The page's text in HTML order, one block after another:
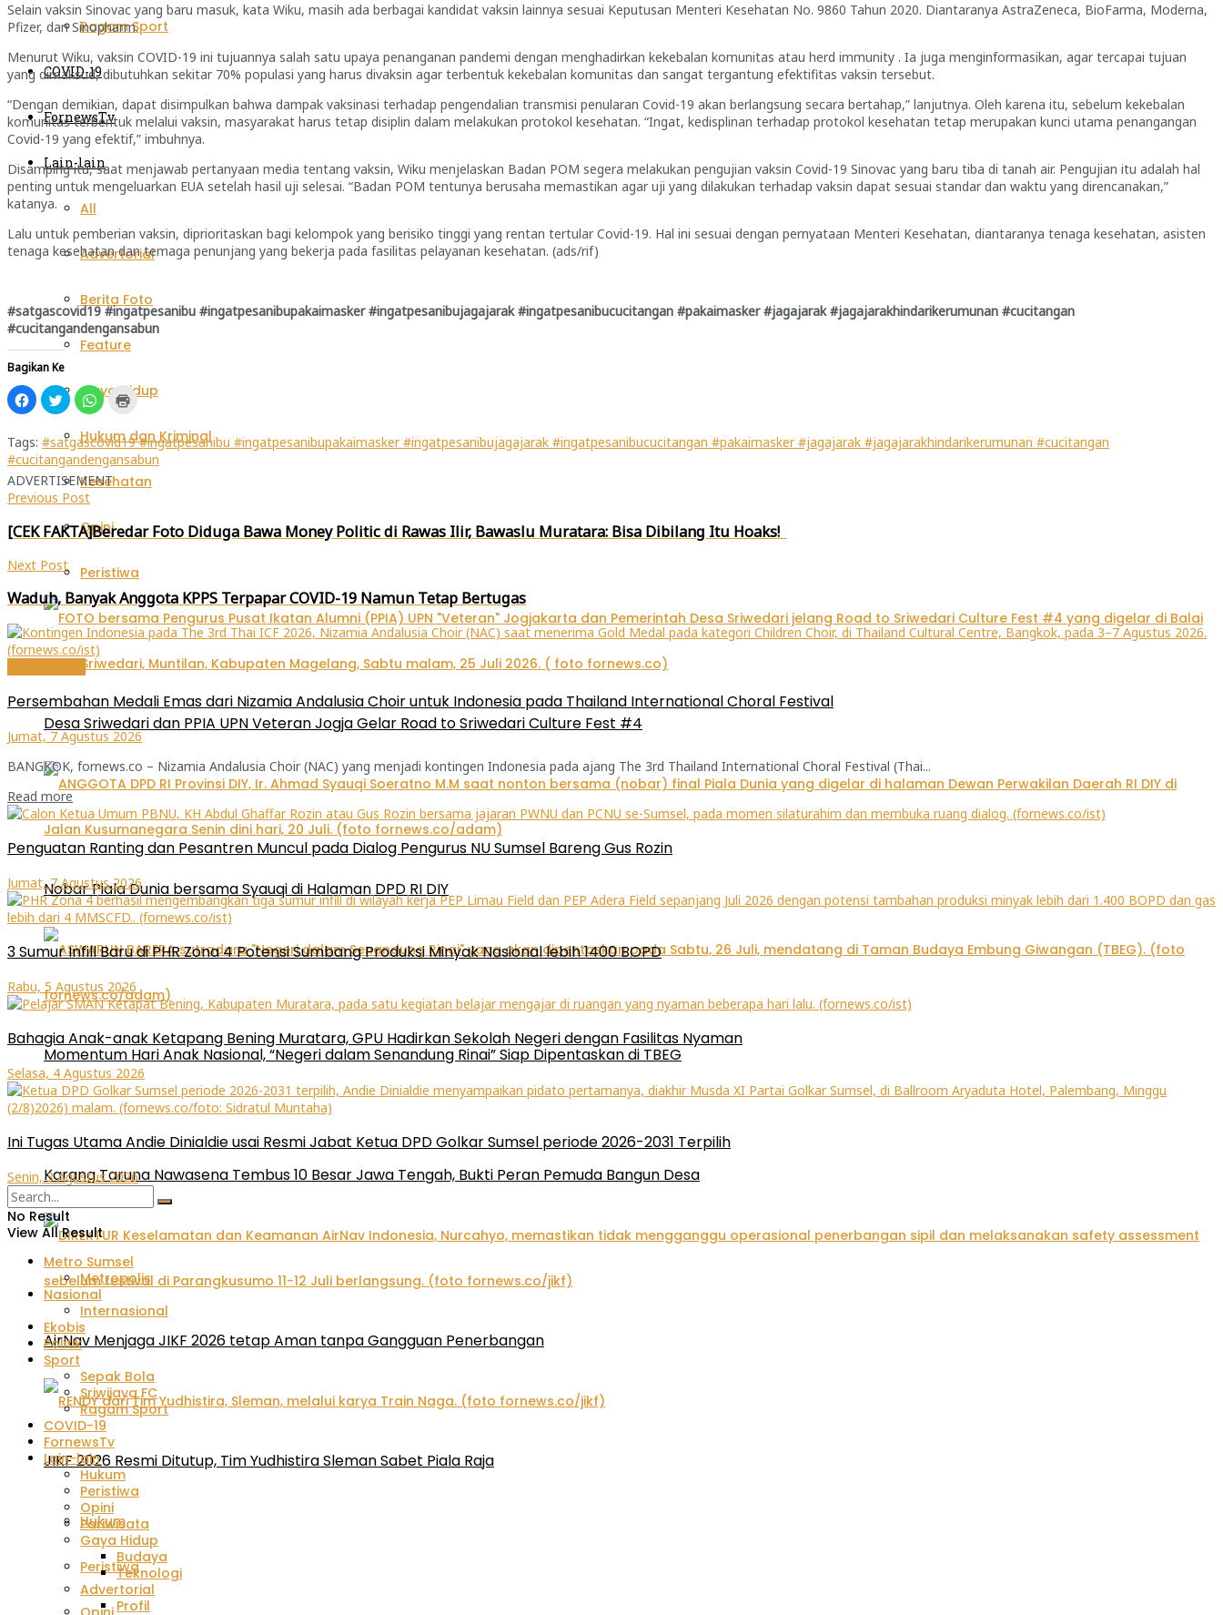
Ragam Sport
COVID-19
FornewsTv
Lain-lain
All
Advertorial
Berita Foto
Feature
Gaya Hidup
Hukum dan Kriminal
Kesehatan
Opini
Peristiwa
Desa Sriwedari dan PPIA UPN Veteran Jogja Gelar Road to Sriwedari Culture Fest #4
Nobar Piala Dunia bersama Syauqi di Halaman DPD RI DIY
Momentum Hari Anak Nasional, “Negeri dalam Senandung Rinai” Siap Dipentaskan di TBEG
Karang Taruna Nawasena Tembus 10 Besar Jawa Tengah, Bukti Peran Pemuda Bangun Desa
AirNav Menjaga JIKF 2026 tetap Aman tanpa Gangguan Penerbangan
JIKF 2026 Resmi Ditutup, Tim Yudhistira Sleman Sabet Piala Raja
Hukum
Peristiwa
Selain vaksin Sinovac yang baru masuk, kata Wiku, masih ada berbagai kandidat vaksin lainnya sesuai Keputusan Menteri Kesehatan No. 9860 Tahun 2020. Diantaranya AstraZeneca, BioFarma, Moderna,
Pfizer, dan Sinopharm.
Menurut Wiku, vaksin COVID-19 ini tujuannya salah satu upaya penanganan pandemi dengan menghadirkan kekebalan komunitas atau herd immunity . Ia juga menginformasikan, agar tercapai tujuan
yang dimaksud, dibutuhkan sekitar 70% populasi yang harus divaksin agar terbentuk kekebalan komunitas dan sangat tergantung efektifitas vaksin tersebut.
“Dengan demikian, dapat disimpulkan bahwa dampak vaksinasi terhadap pengendalian transmisi penularan Covid-19 akan berlangsung secara bertahap,” lanjutnya. Oleh karena itu, sebelum kekebalan
komunitas terbentuk melalui vaksin, masyarakat harus tetap disiplin dalam melakukan protokol kesehatan. “Ingat, kedisplinan terhadap protokol kesehatan tetap merupakan kunci utama penangangan
Covid-19 yang efektif,” imbuhnya.
Disamping itu, saat menjawab pertanyaan media tentang vaksin, Wiku menjelaskan Badan POM segera melakukan pengujian vaksin Covid-19 Sinovac yang baru tiba di tanah air. Pengujian itu adalah hal
penting untuk mengeluarkan EUA setelah hasil uji selesai. “Badan POM tentunya berusaha memastikan agar uji yang dilakukan terhadap vaksin dapat sesuai standar dan waktu yang direncanakan,”
katanya.
Lalu untuk pemberian vaksin, diprioritaskan bagi kelompok yang berisiko tinggi yang rentan tertular Covid-19. Hal ini sesuai dengan pernyataan Menteri Kesehatan, diantaranya tenaga kesehatan, asisten
tenaga kesehatan dan temaga penunjang yang bekerja pada fasilitas pelayanan kesehatan. (ads/rif)
#satgascovid19 #ingatpesanibu #ingatpesanibupakaimasker #ingatpesanibujagajarak #ingatpesanibucucitangan #pakaimasker #jagajarak #jagajarakhindarikerumunan #cucitangan
#cucitangandengansabun
Bagikan Ke
Klik
untuk
membagikan
Facebook(Membuka
di
jendela
yang
baru)
Klik
untuk
berbagi
pada
Twitter(Membuka
di
jendela
yang
baru)
Klik
untuk
di
WhatsApp(Membuka
di
jendela
yang
baru)
Klik
di
jendela
yang
baru)
Tags: #satgascovid19 #ingatpesanibu #ingatpesanibupakaimasker #ingatpesanibujagajarak #ingatpesanibucucitangan #pakaimasker #jagajarak #jagajarakhindarikerumunan #cucitangan
#cucitangandengansabun
ADVERTISEMENT
Previous Post
[CEK FAKTA]Beredar Foto Diduga Bawa Money Politic di Rawas Ilir, Bawaslu Muratara: Bisa Dibilang Itu Hoaks!
Next Post
Waduh, Banyak Anggota KPPS Terpapar COVID-19 Namun Tetap Bertugas
Persembahan Medali Emas dari Nizamia Andalusia Choir untuk Indonesia pada Thailand International Choral Festival
Jumat, 7 Agustus 2026
BANGKOK, fornews.co – Nizamia Andalusia Choir (NAC) yang menjadi kontingen Indonesia pada ajang The 3rd Thailand International Choral Festival (Thai...
Read more
Penguatan Ranting dan Pesantren Muncul pada Dialog Pengurus NU Sumsel Bareng Gus Rozin
Jumat, 7 Agustus 2026
3 Sumur Infill Baru di PHR Zona 4 Potensi Sumbang Produksi Minyak Nasional lebih 1400 BOPD
Rabu, 5 Agustus 2026
Bahagia Anak-anak Ketapang Bening Muratara, GPU Hadirkan Sekolah Negeri dengan Fasilitas Nyaman
Selasa, 4 Agustus 2026
Ini Tugas Utama Andie Dinialdie usai Resmi Jabat Ketua DPD Golkar Sumsel periode 2026-2031 Terpilih
Senin, 3 Agustus 2026
No Result
View All Result
Metro Sumsel
Metropolis
Nasional
Internasional
Ekobis
Politik
Sport
Sepak Bola
Sriwijaya FC
Ragam Sport
COVID-19
FornewsTv
Lain-lain
Hukum
Peristiwa
Opini
Pariwisata
Gaya Hidup
Budaya
Teknologi
Advertorial
Profil